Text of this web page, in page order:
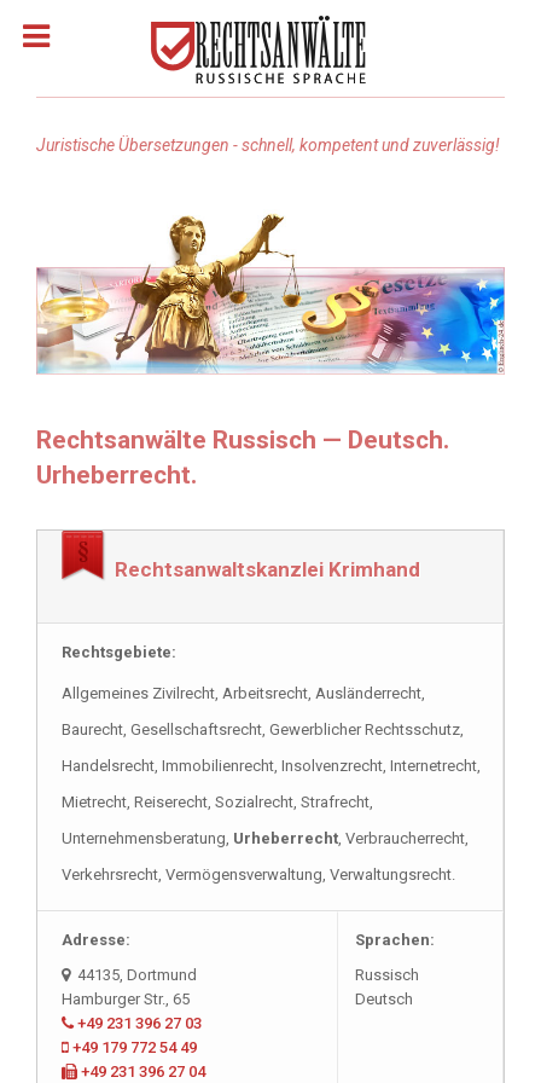
Rechtsanwälte: Russisch
Rechtsgebiete
Rechtsanwalt Türkisch
Rechtsanwalt Arabisch
Rechtsanwalt Italienisch
Juristische Übersetzungen - schnell, kompetent und zuverlässig!
Rechtsanwälte Russisch — Deutsch.
Urheberrecht.
Rechtsanwaltskanzlei Krimhand
Rechtsgebiete:
Allgemeines Zivilrecht, Arbeitsrecht, Ausländerrecht,
Baurecht, Gesellschaftsrecht, Gewerblicher Rechtsschutz,
Handelsrecht, Immobilienrecht, Insolvenzrecht, Internetrecht,
Mietrecht, Reiserecht, Sozialrecht, Strafrecht,
Unternehmensberatung, Urheberrecht , Verbraucherrecht,
Verkehrsrecht, Vermögensverwaltung, Verwaltungsrecht.
Adresse:
44135, Dortmund
Hamburger Str., 65
+49 231 396 27 03
+49 179 772 54 49
+49 231 396 27 04
Sprachen:
Russisch
Deutsch